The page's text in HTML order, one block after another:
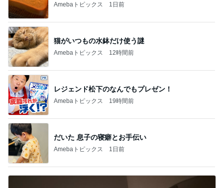
Amebaトピックス 1日前
猫がいつもの水鉢だけ使う謎
Amebaトピックス 12時間前
レジェンド松下のなんでもプレゼン！
Amebaトピックス 19時間前
だいた 息子の寝癖とお手伝い
Amebaトピックス 1日前